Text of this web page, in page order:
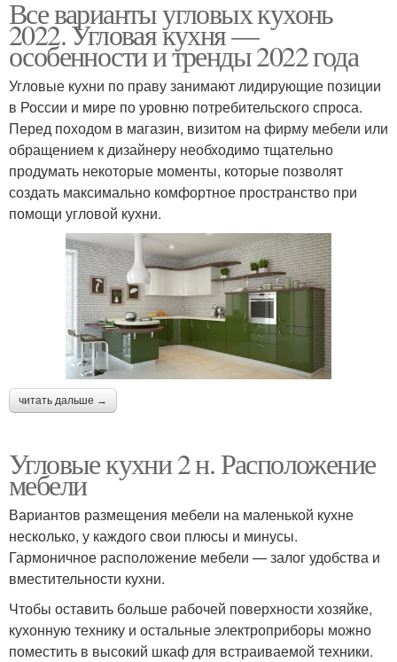
Все варианты угловых кухонь
2022. Угловая кухня —
особенности и тренды 2022 года
Угловые кухни по праву занимают лидирующие позиции
в России и мире по уровню потребительского спроса.
Перед походом в магазин, визитом на фирму мебели или
обращением к дизайнеру необходимо тщательно
продумать некоторые моменты, которые позволят
создать максимально комфортное пространство при
помощи угловой кухни.
читать дальше →
Угловые кухни 2 н. Расположение
мебели
Вариантов размещения мебели на маленькой кухне
несколько, у каждого свои плюсы и минусы.
Гармоничное расположение мебели — залог удобства и
вместительности кухни.
Чтобы оставить больше рабочей поверхности хозяйке,
кухонную технику и остальные электроприборы можно
поместить в высокий шкаф для встраиваемой техники.